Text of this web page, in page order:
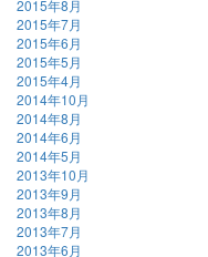
2015年8月
2015年7月
2015年6月
2015年5月
2015年4月
2014年10月
2014年8月
2014年6月
2014年5月
2013年10月
2013年9月
2013年8月
2013年7月
2013年6月